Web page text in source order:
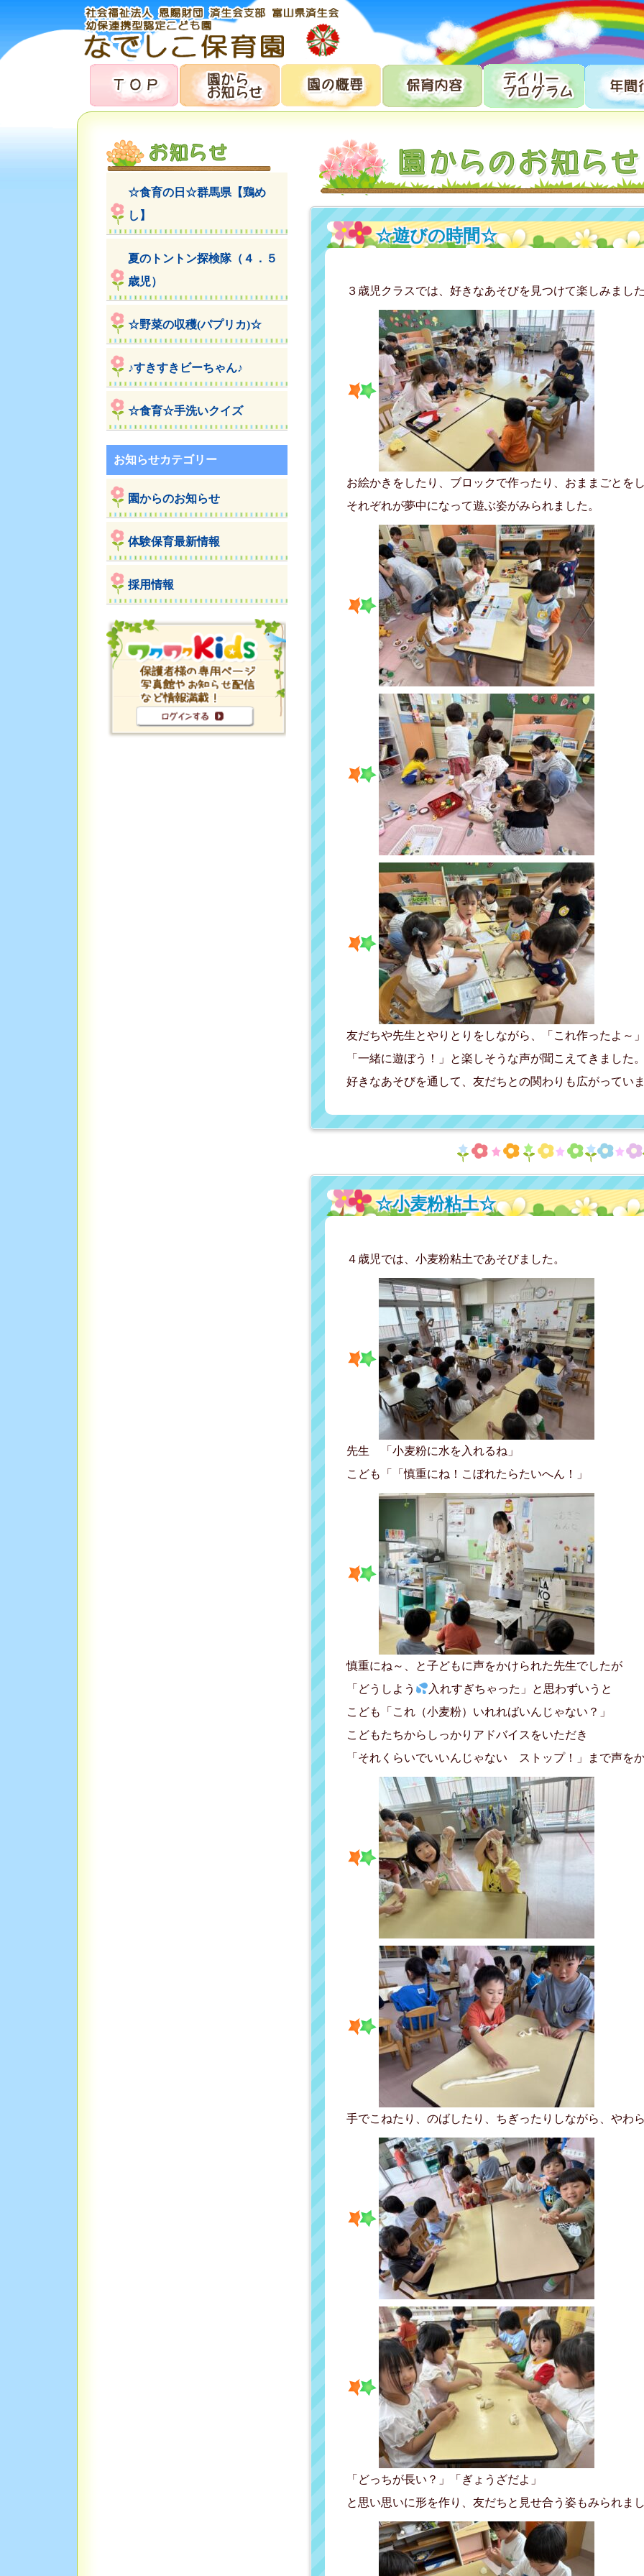
☆遊びの時間☆
３歳児クラスでは、好きなあそびを見つけて楽しみまし
お絵かきをしたり、ブロックで作ったり、おままごとを
それぞれが夢中になって遊ぶ姿がみられました。
友だちや先生とやりとりをしながら、「これ作ったよ～
「一緒に遊ぼう！」と楽しそうな声が聞こえてきました
好きなあそびを通して、友だちとの関わりも広がってい
☆小麦粉粘土☆
４歳児では、小麦粉粘土であそびました。
先生 「小麦粉に水を入れるね」
こども「「慎重にね！こぼれたらたいへん！」
慎重にね～、と子どもに声をかけられた先生でしたが
「どうしよう
入れすぎちゃった」と思わずいうと
こども「これ（小麦粉）いれればいんじゃない？」
こどもたちからしっかりアドバイスをいただき
「それくらいでいいんじゃない ストップ！」まで声を
手でこねたり、のばしたり、ちぎったりしながら、やわ
「どっちが長い？」「ぎょうざだよ」
と思い思いに形を作り、友だちと見せ合う姿もみられま
☆食育の日☆群馬県【鶏め
し】
夏のトントン探検隊（４．５
歳児）
☆野菜の収穫(パプリカ)☆
♪すきすきビーちゃん♪
☆食育☆手洗いクイズ
お知らせカテゴリー
園からのお知らせ
体験保育最新情報
採用情報